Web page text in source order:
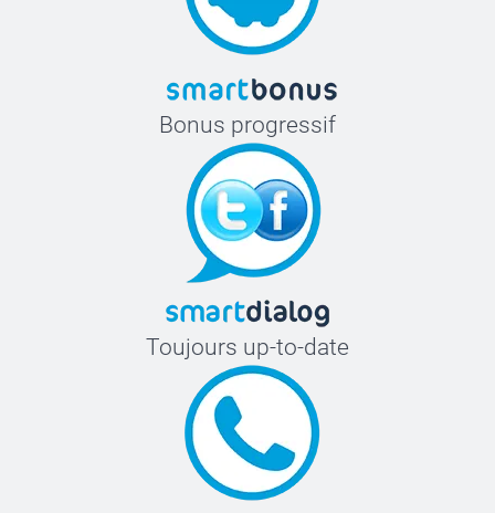
Bonus progressif
Toujours up-to-date